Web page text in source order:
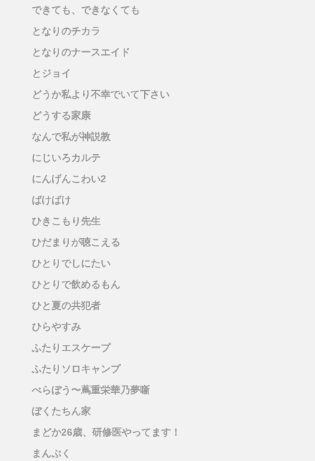
できても、できなくても
となりのチカラ
となりのナースエイド
とジョイ
どうか私より不幸でいて下さい
どうする家康
なんで私が神説教
にじいろカルテ
にんげんこわい2
ばけばけ
ひきこもり先生
ひだまりが聴こえる
ひとりでしにたい
ひとりで飲めるもん
ひと夏の共犯者
ひらやすみ
ふたりエスケープ
ふたりソロキャンプ
べらぼう〜蔦重栄華乃夢噺
ぼくたちん家
まどか26歳、研修医やってます！
まんぷく